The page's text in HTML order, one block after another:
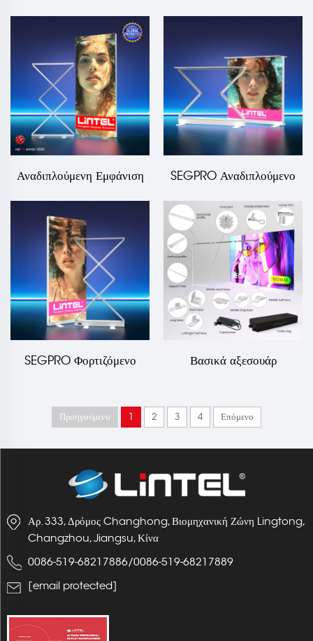
Φωτιζόμενο Κουτί LT-
PLF120 3000*2000mm
Φωτισμού Σταθμού
ALF85Z-TA
Αναδιπλούμενη Εμφάνιση
Κιβωτίου Φωτισμού
SEGPRO LT-ALF85-Z
SEGPRO Αναδιπλούμενο
Φορτιζόμενο Φωτισμένο
Κουτί Επίδειξης με Ράφι
και Κλειδαριά
Αποτυπώματος LT-
ALF85ZC-TA
SEGPRO Φορτιζόμενο
Κουτί LT-ALF85ZC
Βασικά αξεσουάρ
SEGPRO
Προηγούμενο 1 2 3 4 Επόμενο
Αρ. 333, Δρόμος Changhong, Βιομηχανική Ζώνη Lingtong,
Changzhou, Jiangsu, Κίνα
0086-519-68217886/0086-519-68217889
[email protected]